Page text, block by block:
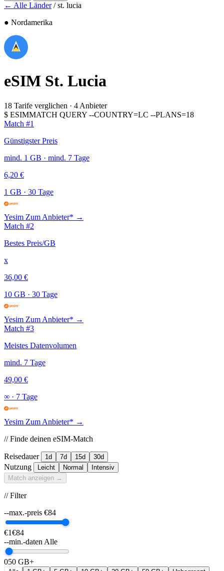
← Alle Länder / st. lucia
● Nordamerika
eSIM St. Lucia
18 Tarife verglichen · 4 Anbieter
$ ESIMMATCH QUERY --COUNTRY=LC --PLANS=18
Match #1
Günstigster Preis
mind. 1 GB · mind. 7 Tage
6,20 €
1 GB · 30 Tage
Yesim Zum Anbieter* →
Match #2
Bestes Preis/GB
x
36,00 €
10 GB · 30 Tage
Yesim Zum Anbieter* →
Match #3
Meistes Datenvolumen
mind. 7 Tage
49,00 €
∞ · 7 Tage
Yesim Zum Anbieter* →
// Finde deinen eSIM-Match
Reisedauer 1d 7d 15d 30d
Nutzung Leicht Normal
Intensiv
Match anzeigen →
// Filter
--max.-preis €84
€1€84
--min.-daten Alle
050 GB+